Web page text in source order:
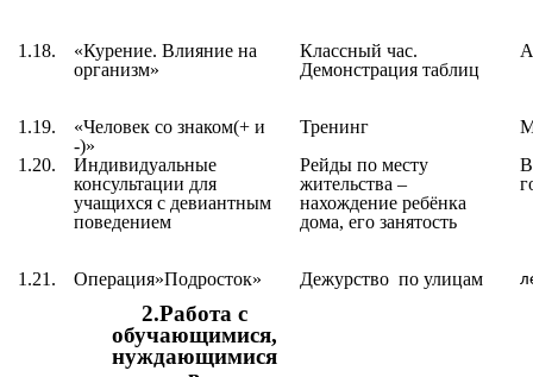
1.18. «Курение. Влияние на
организм»
Классный час.
Демонстрация таблиц
1.19. «Человек со знаком(+ и
-)»
Тренинг
1.20.
Индивидуальные
консультации для
учащихся с девиантным
поведением
Рейды по месту
жительства –
нахождение ребёнка
дома, его занятость
В
1.21. Операция»Подросток» Дежурство по улицам
2.Работа с
обучающимися,
нуждающимися